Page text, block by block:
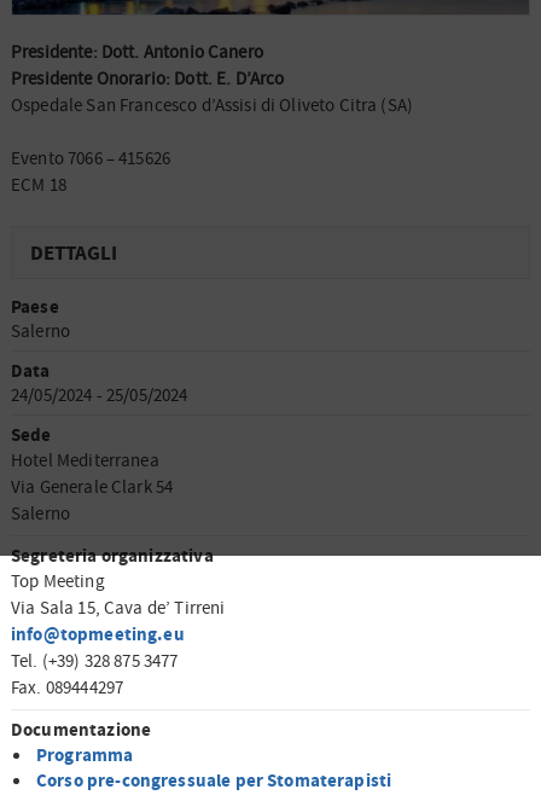
Presidente: Dott. Antonio Canero
Presidente Onorario: Dott. E. D’Arco
Ospedale San Francesco d’Assisi di Oliveto Citra (SA)
Evento 7066 – 415626
ECM 18
DETTAGLI
Paese
Salerno
Data
24/05/2024 - 25/05/2024
Sede
Hotel Mediterranea
Via Generale Clark 54
Salerno
Segreteria organizzativa
Top Meeting
Via Sala 15, Cava de’ Tirreni
info@topmeeting.eu
Tel. (+39) 328 875 3477
Fax. 089444297
Documentazione
Programma
Corso pre-congressuale per Stomaterapisti